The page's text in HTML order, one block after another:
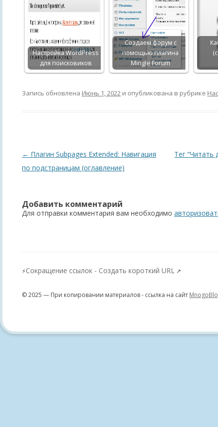
Настройка WordPress
для поисковиков
Создаем форум с
помощью плагина
Mingle Forum
Запись обновлена Июнь 1, 2022 и опубликована в рубрике
Навигация
по
← Плагин Subpages Extended: Навигация
по подстраницам (оглавление)
Тег
Добавить комментарий
Для отправки комментария вам необходимо
⚡Сокращение ссылок - Создать короткий URL ↗
© 2025 — При копировании материалов - ссылка на сайт